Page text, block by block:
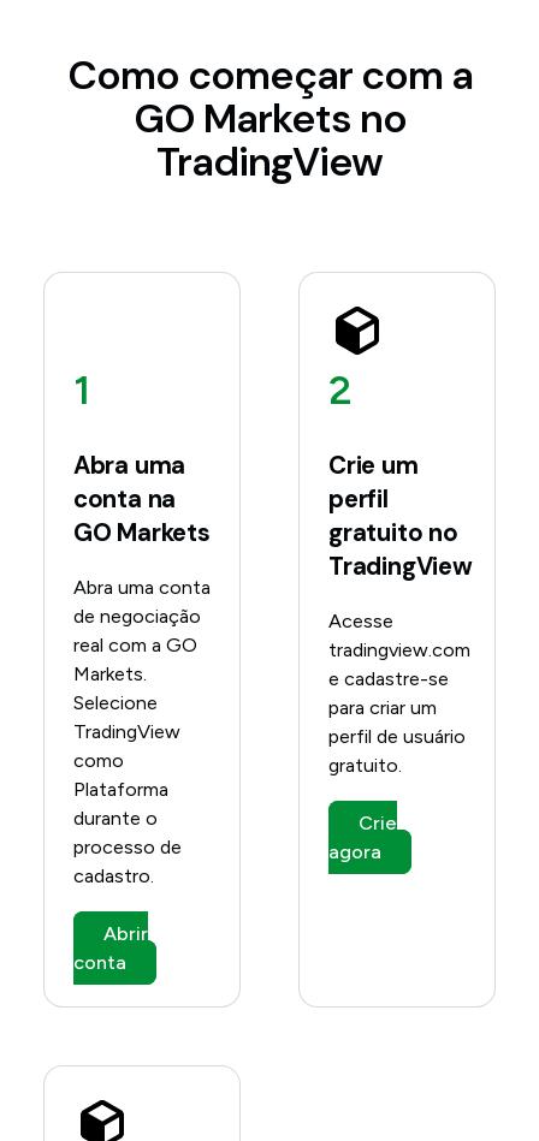
Como começar com a
GO Markets no
TradingView
1
Abra uma
conta na
GO Markets
Abra uma conta
de negociação
real com a GO
Markets.
Selecione
TradingView
como
Plataforma
durante o
processo de
cadastro.
Abrir
conta
2
Crie um
perfil
gratuito no
TradingView
Acesse
tradingview.com
e cadastre-se
para criar um
perfil de usuário
gratuito.
Crie
agora